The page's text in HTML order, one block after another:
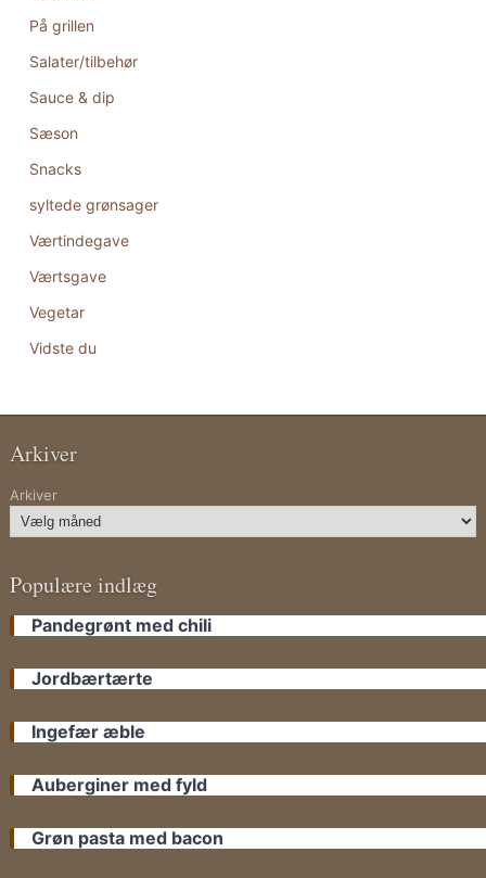
På grillen
Salater/tilbehør
Sauce & dip
Sæson
Snacks
syltede grønsager
Værtindegave
Værtsgave
Vegetar
Vidste du
Arkiver
Arkiver
Populære indlæg
Pandegrønt med chili
Jordbærtærte
Ingefær æble
Auberginer med fyld
Grøn pasta med bacon